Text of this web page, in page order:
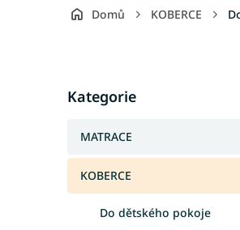
Domů KOBERCE
t
r
n
p
kategorie
Kategorie
MATRACE
KOBERCE
Do dětského pokoje